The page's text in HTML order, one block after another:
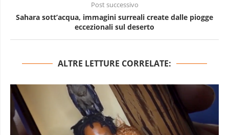
Post successivo
Sahara sott’acqua, immagini surreali create dalle piogge
eccezionali sul deserto
ALTRE LETTURE CORRELATE: